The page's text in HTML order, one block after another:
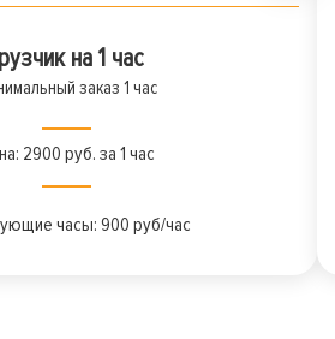
на 1 час
заказ 1 час
2900 руб. за 1 час
часы: 900 руб/час